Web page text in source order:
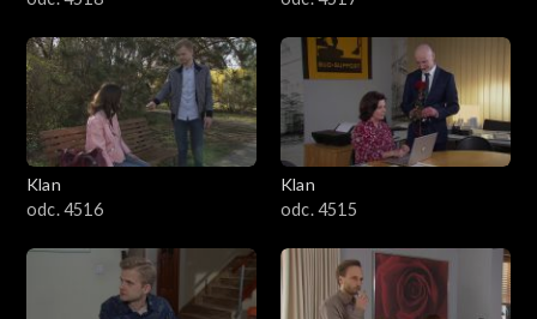
Klan
odc. 4516
Klan
odc. 4515